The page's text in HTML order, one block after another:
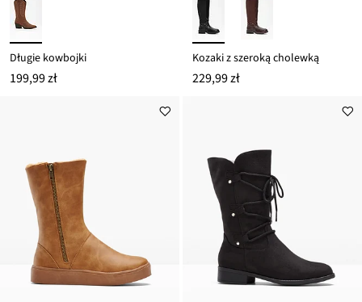
Długie kowbojki
199,99 zł
Kozaki z szeroką cholewką
229,99 zł